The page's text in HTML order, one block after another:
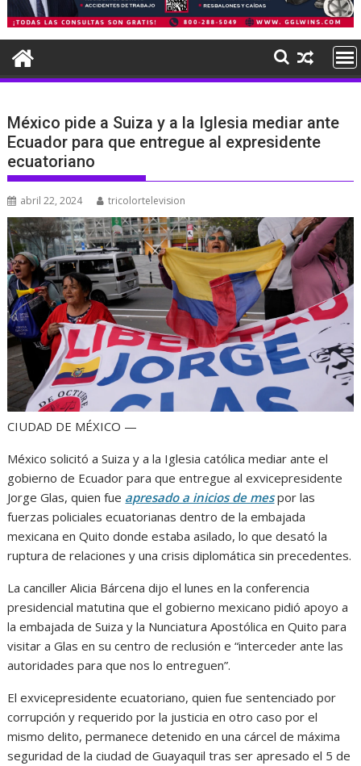
México pide a Suiza y a la Iglesia mediar ante
Ecuador para que entregue al expresidente
ecuatoriano
abril 22, 2024 tricolortelevision
CIUDAD DE MÉXICO —
México solicitó a Suiza y a la Iglesia católica mediar ante el
gobierno de Ecuador para que entregue al exvicepresidente
Jorge Glas, quien fue apresado a inicios de mespor las
fuerzas policiales ecuatorianas dentro de la embajada
mexicana en Quito donde estaba asilado, lo que desató la
ruptura de relaciones y una crisis diplomática sin precedentes.
La canciller Alicia Bárcena dijo el lunes en la conferencia
presidencial matutina que el gobierno mexicano pidió apoyo a
la embajada de Suiza y la Nunciatura Apostólica en Quito para
visitar a Glas en su centro de reclusión e “interceder ante las
autoridades para que nos lo entreguen”.
El exvicepresidente ecuatoriano, quien fue sentenciado por
corrupción y requerido por la justicia en otro caso por el
mismo delito, permanece detenido en una cárcel de máxima
seguridad de la ciudad de Guayaquil tras ser apresado el 5 de